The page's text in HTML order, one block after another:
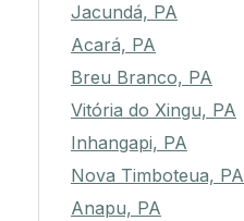
Jacundá, PA
Acará, PA
Breu Branco, PA
Vitória do Xingu, PA
Inhangapi, PA
Nova Timboteua, PA
Anapu, PA